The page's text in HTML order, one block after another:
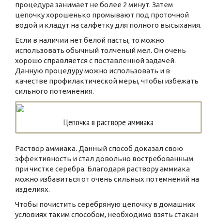
процедура занимает не более 2 минут. Затем
цепочку хорошенько промывают под проточной
водой и кладут на салфетку для полного высыхания.
Если в наличии нет белой пасты, то можно
использовать обычный толченый мел. Он очень
хорошо справляется с поставленной задачей.
Данную процедуру можно использовать и в
качестве профилактической меры, чтобы избежать
сильного потемнения.
Цепочка в растворе аммиака
Раствор аммиака. Данный способ доказал свою
эффективность и стал довольно востребованным
при чистке серебра. Благодаря раствору аммиака
можно избавиться от очень сильных потемнений на
изделиях.
Чтобы почистить серебряную цепочку в домашних
условиях таким способом, необходимо взять стакан